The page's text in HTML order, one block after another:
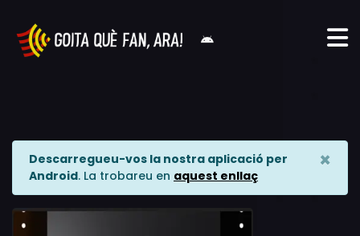
Descarregueu-vos la nostra aplicació per
Android. La trobareu en aquest enllaç
×